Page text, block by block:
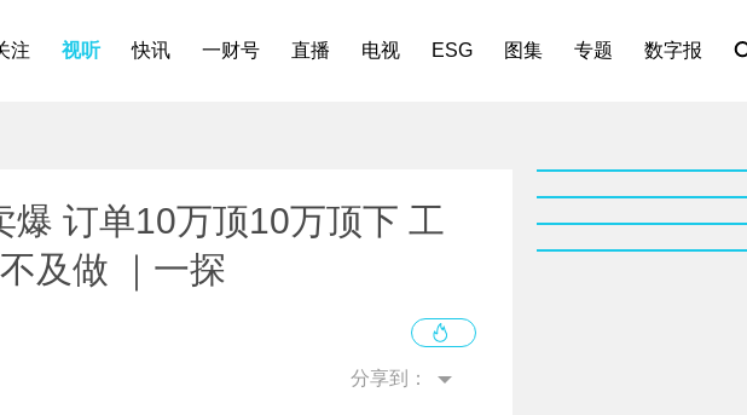
注 视听 快讯 一财号 直播 电视 ESG 图集 专题 数字报
订单10万顶10万顶下 工
及做 ｜一探
分享到：